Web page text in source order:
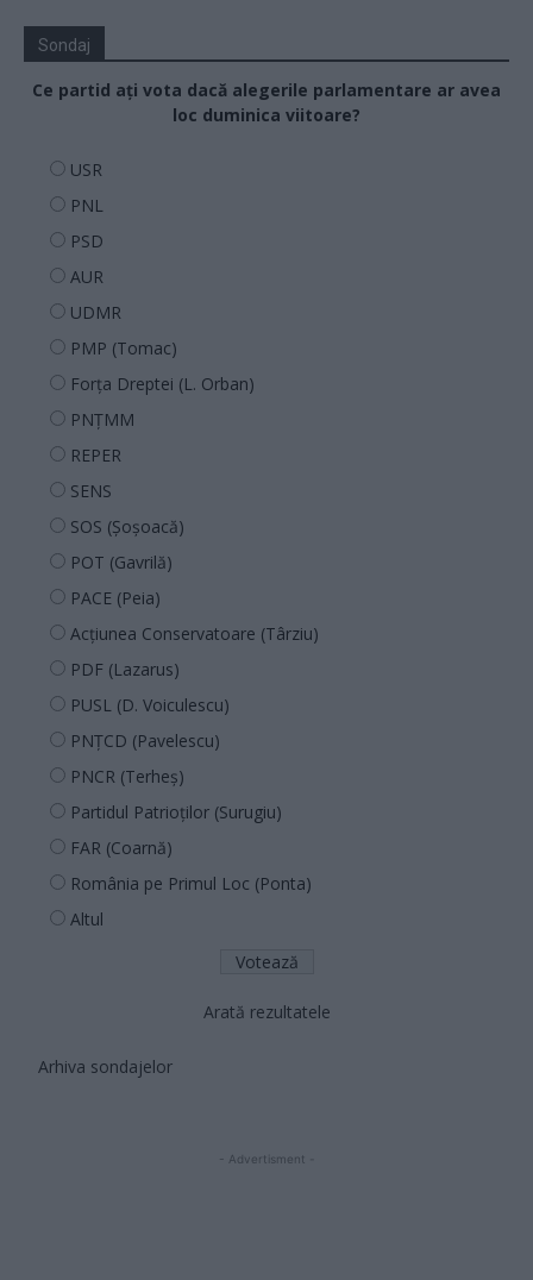
Sondaj
Ce partid ați vota dacă alegerile parlamentare ar avea
loc duminica viitoare?
USR
PNL
PSD
AUR
UDMR
PMP (Tomac)
Forța Dreptei (L. Orban)
PNȚMM
REPER
SENS
SOS (Șoșoacă)
POT (Gavrilă)
PACE (Peia)
Acțiunea Conservatoare (Târziu)
PDF (Lazarus)
PUSL (D. Voiculescu)
PNȚCD (Pavelescu)
PNCR (Terheș)
Partidul Patrioților (Surugiu)
FAR (Coarnă)
România pe Primul Loc (Ponta)
Altul
Arată rezultatele
Arhiva sondajelor
- Advertisment -